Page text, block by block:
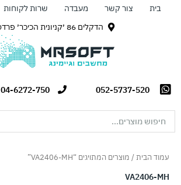
בית צור קשר מעבדה שרות לקוחות
הדקלים 86 ׳קניונית הכיכר׳ פרדס חנה
052-5737-520
04-6272-750
עמוד הבית / מוצרים המתויגים “VA2406-MH”
VA2406-MH